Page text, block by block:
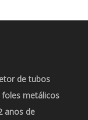
de tubos
metálicos
anos de